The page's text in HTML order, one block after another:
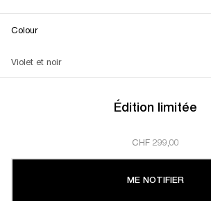
Colour
Violet et noir
Édition limitée
CHF 299,00
ME NOTIFIER